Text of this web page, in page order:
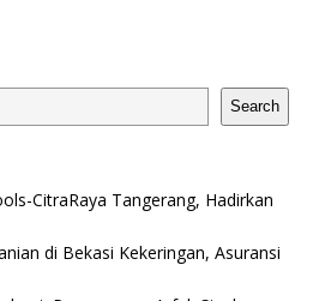
Search
CitraRaya Tangerang, Hadirkan
di Bekasi Kekeringan, Asuransi